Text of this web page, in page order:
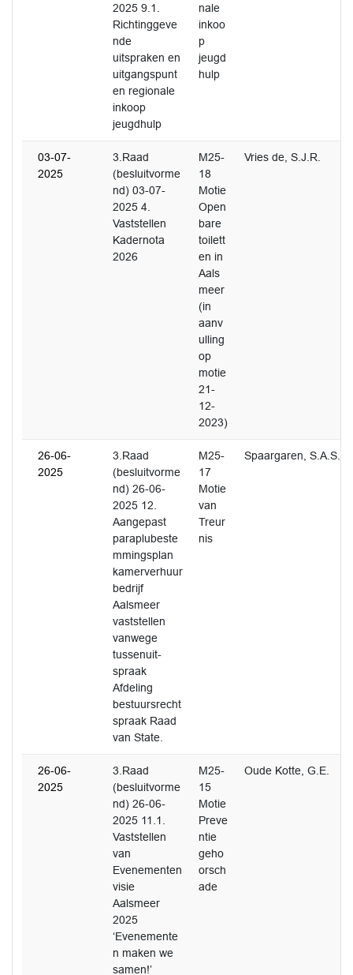
2025 9.1.
Richtinggeve
nde
uitspraken en
uitgangspunt
en regionale
inkoop
jeugdhulp
nale
inkoo
p
jeugd
hulp
03-07-
2025
3.Raad
(besluitvorme
nd) 03-07-
2025 4.
Vaststellen
Kadernota
2026
M25-
18
Motie
Open
bare
toilett
en in
Aals
meer
(in
aanv
ulling
op
motie
21-
12-
2023)
Vries de, S.J.R.
26-06-
2025
3.Raad
(besluitvorme
nd) 26-06-
2025 12.
Aangepast
paraplubeste
mmingsplan
kamerverhuur
bedrijf
Aalsmeer
vaststellen
vanwege
tussenuit-
spraak
Afdeling
bestuursrecht
spraak Raad
van State.
M25-
17
Motie
van
Treur
nis
Spaargaren, S.A.S.
26-06-
2025
3.Raad
(besluitvorme
nd) 26-06-
2025 11.1.
Vaststellen
van
Evenementen
visie
Aalsmeer
2025
‘Evenemente
n maken we
samen!’
M25-
15
Motie
Preve
ntie
geho
orsch
ade
Oude Kotte, G.E.